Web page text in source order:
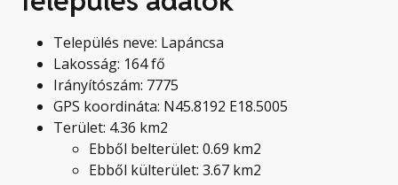
Település neve: Lapáncsa
Lakosság: 164 fő
Irányítószám: 7775
GPS koordináta: N45.8192 E18.5005
Terület: 4.36 km2
Ebből belterület: 0.69 km2
Ebből külterület: 3.67 km2